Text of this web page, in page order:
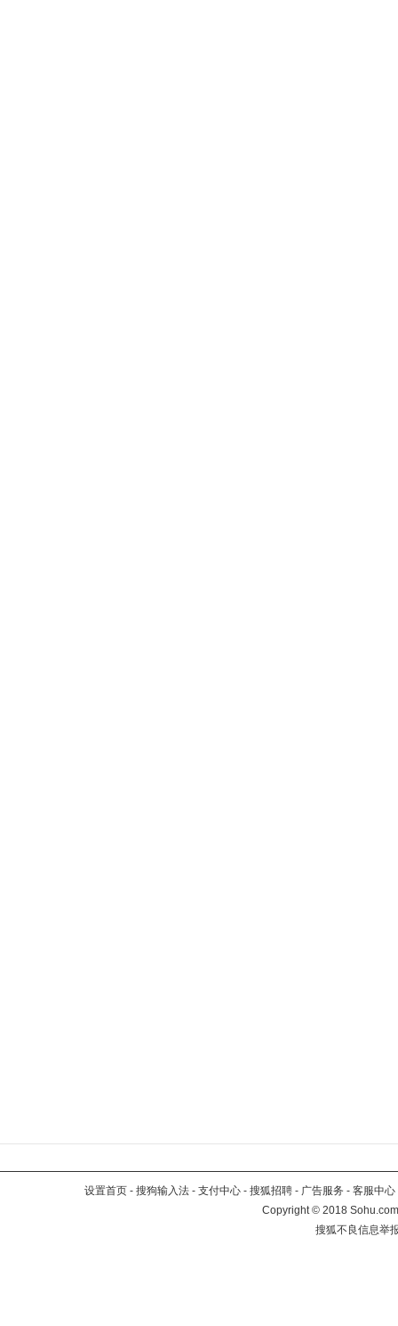
设置首页 - 搜狗输入法 - 支付中心 - 搜狐招聘 - 广告服务 - 客服中心
Copyright©2018
搜狐不良信息举